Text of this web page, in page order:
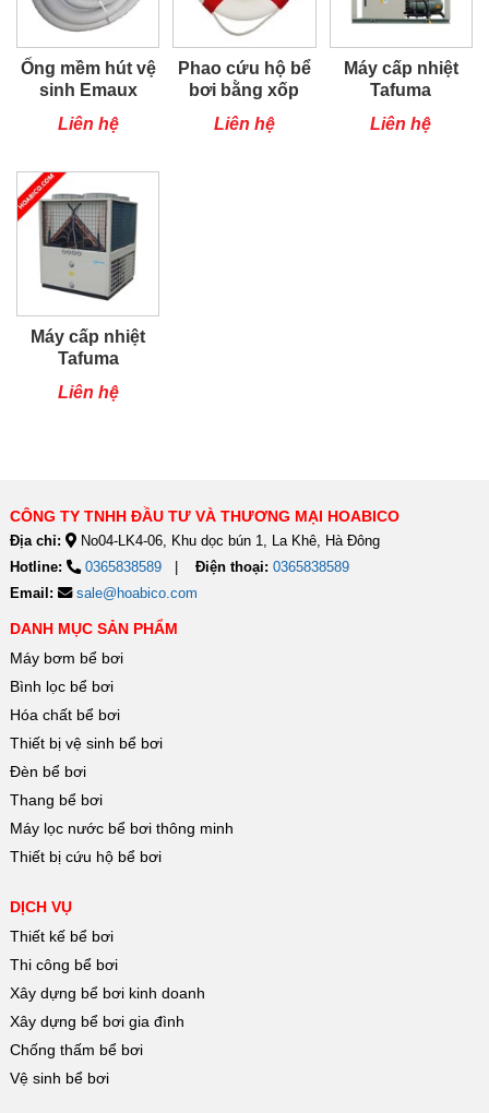
Ống mềm hút vệ
sinh Emaux
CE157
Liên hệ
Phao cứu hộ bể
bơi bằng xốp
Liên hệ
Máy cấp nhiệt
Tafuma
TSQ100RP
Liên hệ
Máy cấp nhiệt
Tafuma
TSQ80RP
Liên hệ
CÔNG TY TNHH ĐẦU TƯ VÀ THƯƠNG MẠI HOABICO
Địa chỉ:
No04-LK4-06, Khu dọc bún 1, La Khê, Hà Đông
Hotline:
0365838589 Điện thoại: 0365838589
Email:
sale@hoabico.com
DANH MỤC SẢN PHẨM
Máy bơm bể bơi
Bình lọc bể bơi
Hóa chất bể bơi
Thiết bị vệ sinh bể bơi
Đèn bể bơi
Thang bể bơi
Máy lọc nước bể bơi thông minh
Thiết bị cứu hộ bể bơi
DỊCH VỤ
Thiết kế bể bơi
Thi công bể bơi
Xây dựng bể bơi kinh doanh
Xây dựng bể bơi gia đình
Chống thấm bể bơi
Vệ sinh bể bơi